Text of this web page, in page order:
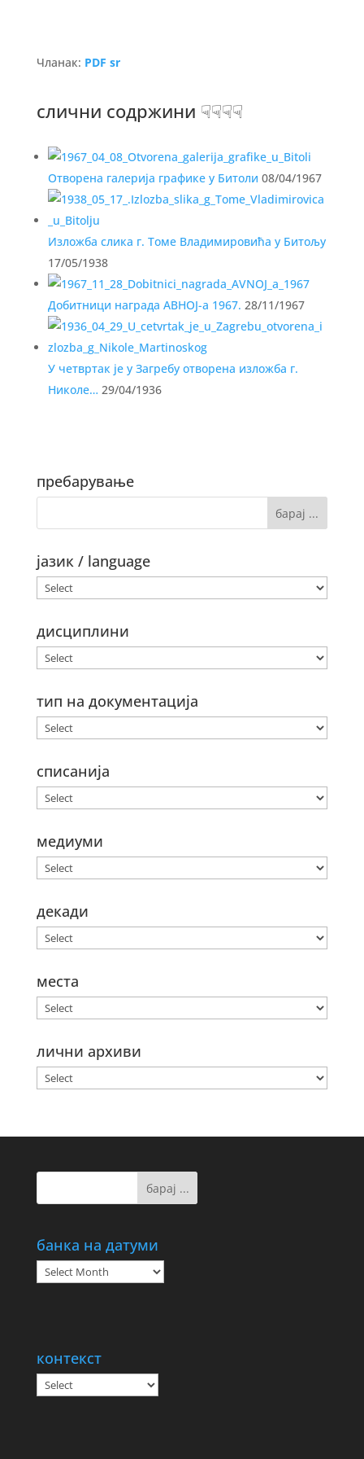
Чланак: PDF sr
слични содржини ☟☟☟☟
Отворена галерија графике у Битоли 08/04/1967
Изложба слика г. Томе Владимировића у Битољу
17/05/1938
Добитници награда АВНОЈ-а 1967. 28/11/1967
У четвртак је у Загребу отворена изложба г.
Николе… 29/04/1936
пребарување
јазик / language
дисциплини
тип на документација
списанија
медиуми
декади
места
лични архиви
банка на датуми
банка
на
контекст